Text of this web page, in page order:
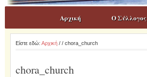
Αρχική Ο Σύλλογος
Είστε εδώ: Αρχική/ / chora_church
chora_church